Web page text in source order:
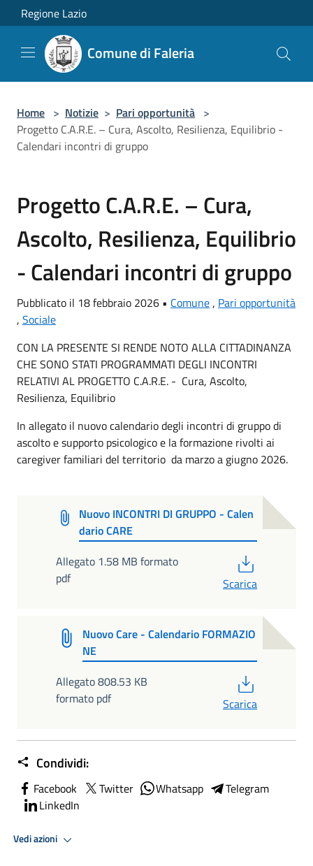
Salta al contenuto principale
Regione Lazio
Comune di Faleria
Home > Notizie > Pari opportunità >
Progetto C.A.R.E. – Cura, Ascolto, Resilienza, Equilibrio -
Calendari incontri di gruppo
Progetto C.A.R.E. – Cura,
Ascolto, Resilienza, Equilibrio
- Calendari incontri di gruppo
Pubblicato il 18 febbraio 2026 • Comune, Pari opportunità
, Sociale
CON LA PRESENTE SI RENDE NOTO ALLA CITTADINANZA
CHE SONO STATI PROGRAMMATI DEGLI INCONTRI
RELATIVI AL PROGETTO C.A.R.E. - Cura, Ascolto,
Resilienza, Equilibrio
In allegato il nuovo calendario degli incontri di gruppo di
ascolto e supporto psicologico e la formazione rivolti ai
caregiver familiari del territorio da marzo a giugno 2026.
Nuovo INCONTRI DI GRUPPO - Calen
dario CARE
Allegato 1.58 MB formato
pdf
Scarica
Nuovo Care - Calendario FORMAZIO
NE
Allegato 808.53 KB
formato pdf
Scarica
Condividi:
Facebook Twitter Whatsapp
Telegram
LinkedIn
Vedi azioni